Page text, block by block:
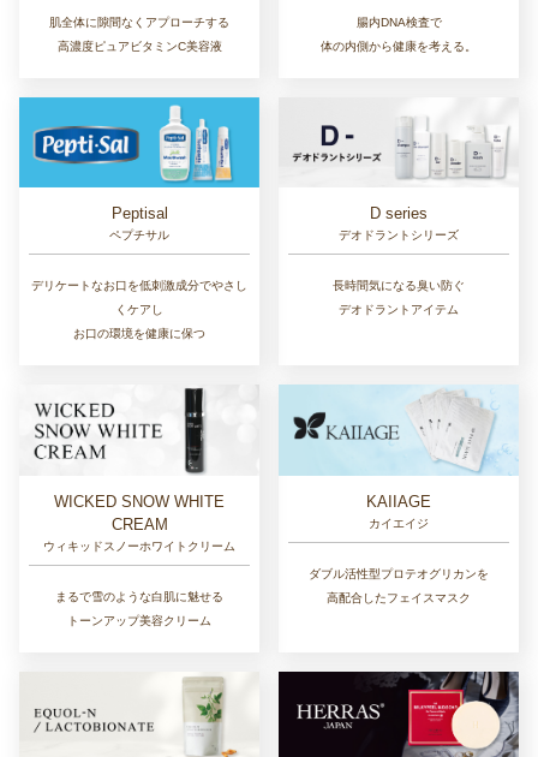
肌全体に隙間なくアプローチする
高濃度ピュアビタミンC美容液
腸内DNA検査で
体の内側から健康を考える。
Peptisal
ペプチサル
デリケートなお口を低刺激成分でやさし
くケアし
お口の環境を健康に保つ
D series
デオドラントシリーズ
長時間気になる臭い防ぐ
デオドラントアイテム
WICKED SNOW WHITE
CREAM
ウィキッドスノーホワイトクリーム
まるで雪のような白肌に魅せる
トーンアップ美容クリーム
KAIIAGE
カイエイジ
ダブル活性型プロテオグリカンを
高配合したフェイスマスク